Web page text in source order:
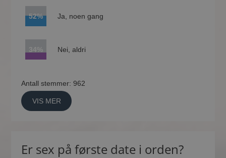
52% Ja, noen gang
34% Nei, aldri
Antall stemmer: 962
VIS MER
Er sex på første date i orden?